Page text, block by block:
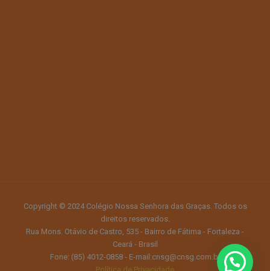
Copyright © 2024 Colégio Nossa Senhora das Graças. Todos os
direitos reservados.
Rua Mons. Otávio de Castro, 535 - Bairro de Fátima - Fortaleza -
Ceará - Brasil
Fone: (85) 4012-0858 - E-mail:cnsg@cnsg.com.br